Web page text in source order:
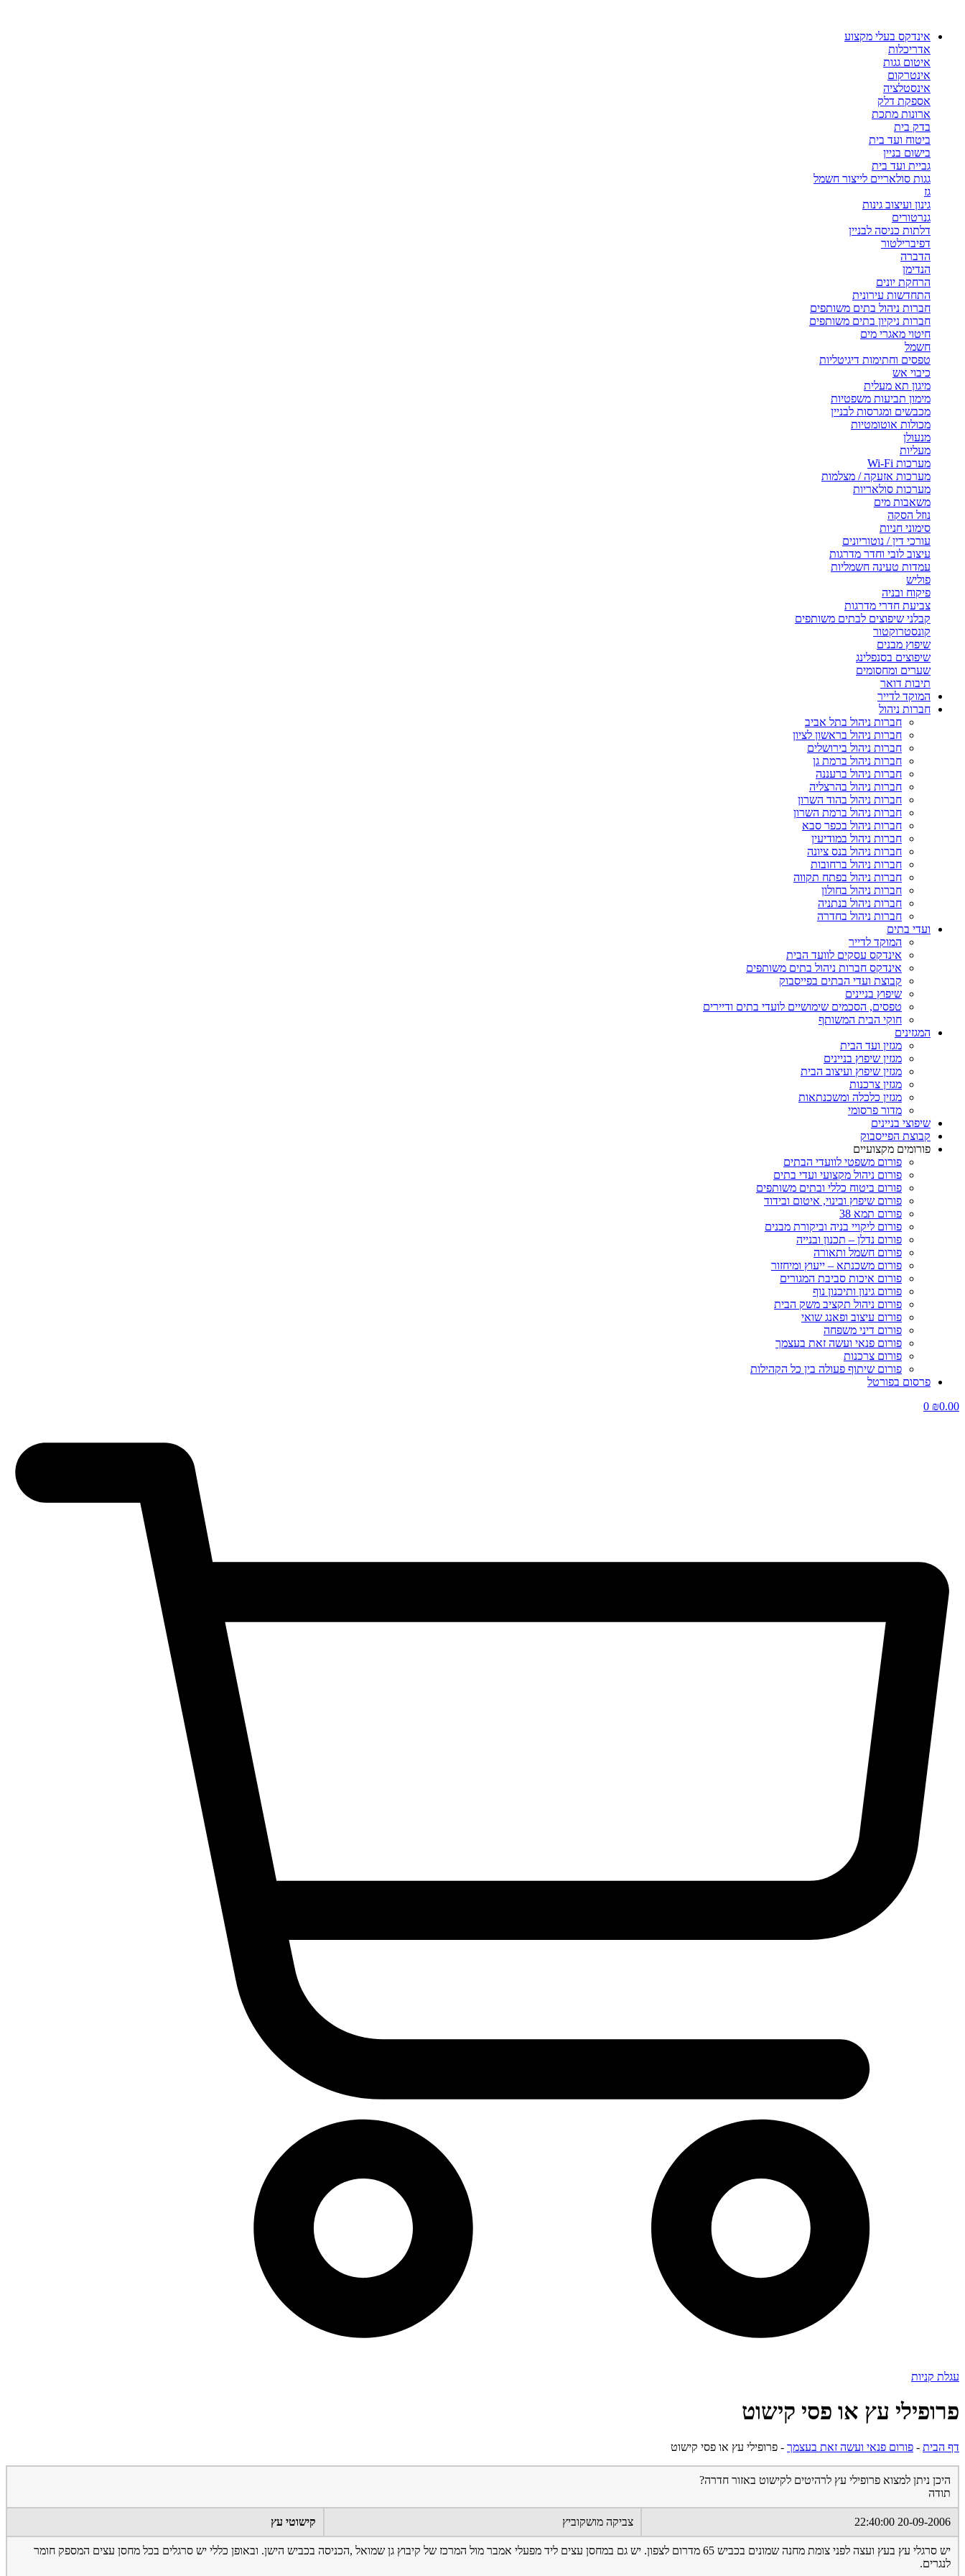
אינדקס בעלי מקצוע
אדריכלות
איטום גגות
אינטרקום
אינסטלציה
אספקת דלק
ארונות מתכת
בדק בית
ביטוח ועד בית
בישום בניין
גביית ועד בית
גגות סולאריים לייצור חשמל
גז
גינון ועיצוב גינות
גנרטורים
דלתות כניסה לבניין
דפיברילטור
הדברה
הנדימן
הרחקת יונים
התחדשות עירונית
חברות ניהול בתים משותפים
חברות ניקיון בתים משותפים
חיטוי מאגרי מים
חשמל
טפסים וחתימות דיגיטליות
כיבוי אש
מיגון תא מעלית
מימון תביעות משפטיות
מכבשים ומגרסות לבניין
מכולות אוטומטיות
מנעולן
מעליות
מערכות Wi-Fi
מערכות אזעקה / מצלמות
מערכות סולאריות
משאבות מים
נוזל הסקה
סימוני חניות
עורכי דין / נוטוריונים
עיצוב לובי וחדר מדרגות
עמדות טעינה חשמליות
פוליש
פיקוח ובניה
צביעת חדרי מדרגות
קבלני שיפוצים לבתים משותפים
קונסטרוקטור
שיפוץ מבנים
שיפוצים בסנפלינג
שערים ומחסומים
תיבות דואר
המוקד לדייר
חברות ניהול
חברות ניהול בתל אביב
חברות ניהול בראשון לציון
חברות ניהול בירושלים
חברות ניהול ברמת גן
חברות ניהול ברעננה
חברות ניהול בהרצליה
חברות ניהול בהוד השרון
חברות ניהול ברמת השרון
חברות ניהול בכפר סבא
חברות ניהול במודיעין
חברות ניהול בנס ציונה
חברות ניהול ברחובות
חברות ניהול בפתח תקווה
חברות ניהול בחולון
חברות ניהול בנתניה
חברות ניהול בחדרה
ועדי בתים
המוקד לדייר
אינדקס עסקים לוועד הבית
אינדקס חברות ניהול בתים משותפים
קבוצת ועדי הבתים בפייסבוק
שיפוץ בניינים
טפסים, הסכמים שימושיים לועדי בתים ודיירים
חוקי הבית המשותף
המגזינים
מגזין ועד הבית
מגזין שיפוץ בניינים
מגזין שיפוץ ועיצוב הבית
מגזין צרכנות
מגזין כלכלה ומשכנתאות
מדור פרסומי
שיפוצי בניינים
קבוצת הפייסבוק
פורומים מקצועיים
פורום משפטי לוועדי הבתים
פורום ניהול מקצועי ועדי בתים
פורום ביטוח כללי ובתים משותפים
פורום שיפוץ ובינוי, איטום ובידוד
פורום תמא 38
פורום ליקויי בניה וביקורת מבנים
פורום נדלן – תכנון ובנייה
פורום חשמל ותאורה
פורום משכנתא – ייעוץ ומיחזור
פורום איכות סביבת המגורים
פורום גינון ותיכנון נוף
פורום ניהול תקציב משק הבית
פורום עיצוב ופאנג שואי
פורום דיני משפחה
פורום פנאי ועשה זאת בעצמך
פורום צרכנות
פורום שיתוף פעולה בין כל הקהילות
פרסום בפורטל
₪0.00
0
עגלת קניות
פרופילי עץ או פסי קישוט
דף הבית - פורום פנאי ועשה זאת בעצמך - פרופילי עץ או פסי קישוט
היכן ניתן למצוא פרופילי עץ לרהיטים לקישוט באזור חדרה?
תודה
20-09-2006 22:40:00 צביקה מושקוביץ קישוטי עץ
יש סרגלי עץ בעץ ועצה לפני צומת מחנה שמונים בכביש 65 מדרום לצפון. יש גם במחסן עצים ליד מפעלי אמבר מול המרכז של קיבוץ גן שמואל ,הכניסה בכביש הישן. ובאופן כללי יש סרגלים בכל מחסן עצים המספק חומר
לנגרים.